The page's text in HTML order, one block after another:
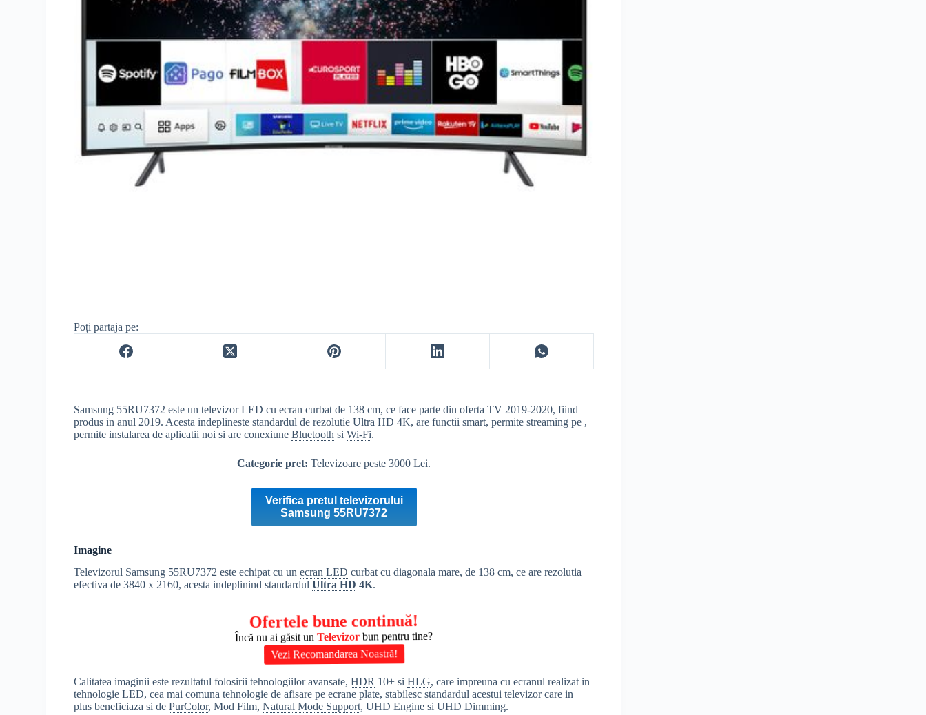
Poți partaja pe:
Samsung 55RU7372 este un televizor LED cu ecran curbat de 138 cm, ce face parte din oferta TV 2019-2020, fiind
produs in anul 2019. Acesta indeplineste standardul derezolutie UltraHD 4K, are functii smart, permite streaming pe ,
permite instalarea de aplicatii noi si are conexiuneBluetooth siWi-Fi.
Categorie pret:Televizoare peste 3000 Lei.
Verifica pretul televizorului
Samsung 55RU7372
Imagine
Televizorul Samsung 55RU7372 este echipat cu unecran LED curbat cu diagonala mare, de 138 cm, ce are rezolutia
efectiva de 3840 x 2160, acesta indeplinind standardulUltraHD 4K.
Ofertele bune continuă!
Încă nu ai găsit unTelevizorbun pentru tine?
Vezi Recomandarea Noastră!
Calitatea imaginii este rezultatul folosirii tehnologiilor avansate,HDR 10+ siHLG, care impreuna cu ecranul realizat in
tehnologie LED, cea mai comuna tehnologie de afisare pe ecrane plate, stabilesc standardul acestui televizor care in
plus beneficiaza si dePurColor, Mod Film,Natural Mode Support, UHD Engine si UHD Dimming.